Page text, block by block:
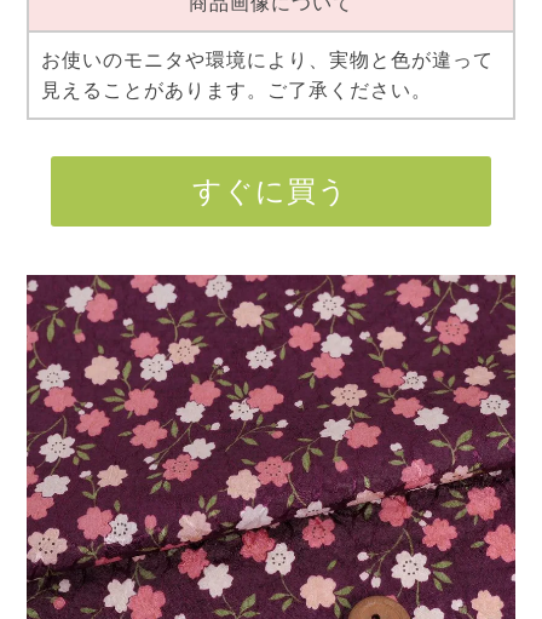
お使いのモニタや環境により、実物と色が違って
見えることがあります。ご了承ください。
すぐに買う